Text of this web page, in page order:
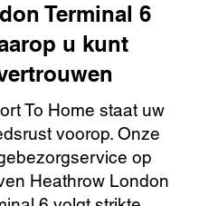
Terminal 6
u kunt
To Home staat uw
voorop. Onze
op
Heathrow London